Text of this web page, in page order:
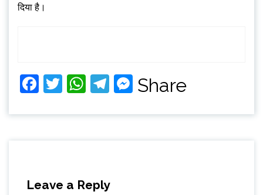
दिया है।
Facebook
Twitter
WhatsApp
Telegram
Messenger
Share
Leave a Reply